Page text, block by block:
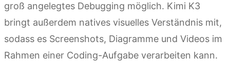
groß angelegtes Debugging möglich. Kimi K3
bringt außerdem natives visuelles Verständnis mit,
sodass es Screenshots, Diagramme und Videos im
Rahmen einer Coding-Aufgabe verarbeiten kann.